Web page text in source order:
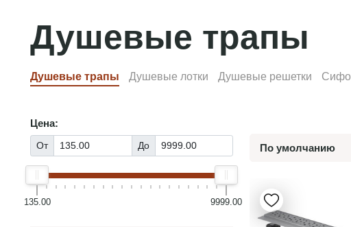
Душевые трапы
Душевые трапы Душевые лотки Душевые решетки
Цена:
От До
135.00 9999.00